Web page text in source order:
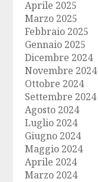
Aprile 2025
Marzo 2025
Febbraio 2025
Gennaio 2025
Dicembre 2024
Novembre 2024
Ottobre 2024
Settembre 2024
Agosto 2024
Luglio 2024
Giugno 2024
Maggio 2024
Aprile 2024
Marzo 2024